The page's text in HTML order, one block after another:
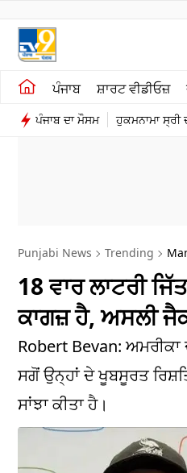
ਪੰਜਾਬ ਸ਼ਾਰਟ ਵੀਡੀਓਜ਼
ਪੰਜਾਬ ਦਾ ਮੌਸਮ ਹੁਕਮਨਾਮਾ ਸ੍ਰੀ
ਖੇਤੀਬਾੜੀ
ਸ਼ਾਰਟ ਵੀਡੀਓਜ਼
Punjabi News Trending
18 ਵਾਰ ਲਾਟਰੀ
ਕਾਗਜ਼ ਹੈ, ਅਸਲੀ
Robert Bevan:
ਸਗੋਂ ਉਨ੍ਹਾਂ ਦੇ ਖੂਬਸੂਰਤ
ਸਾਂਝਾ ਕੀਤਾ ਹੈ।